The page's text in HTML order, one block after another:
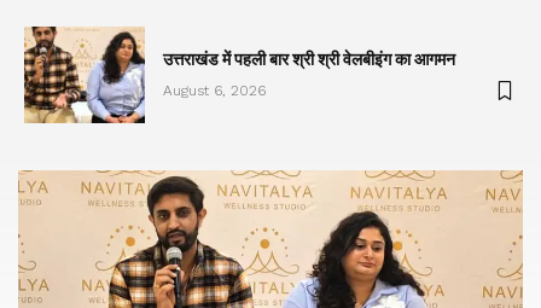
उत्तराखंड में पहली बार श्री श्री वेलबीइंग का आगमन
August 6, 2026